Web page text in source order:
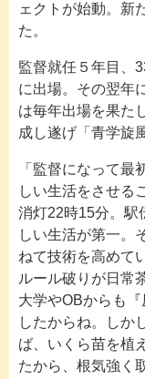
ェクトが始動。新
た。
監督就任５年目、
に出場。その翌年
は毎年出場を果た
成し遂げ「青学旋
「監督になって最
しい生活をさせる
消灯22時15分。駅
しい生活が第一。
ねて技術を高めて
ルール破りが日常
大学やOBからも
したからね。しか
ば、いくら苗を植
たから、根気強く